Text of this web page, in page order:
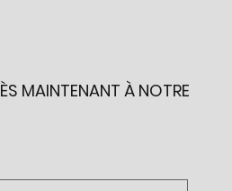
MAINTENANT À NOTRE